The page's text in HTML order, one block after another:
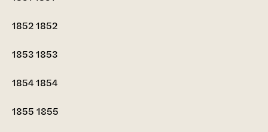
18521852
18531853
18541854
1855 1855